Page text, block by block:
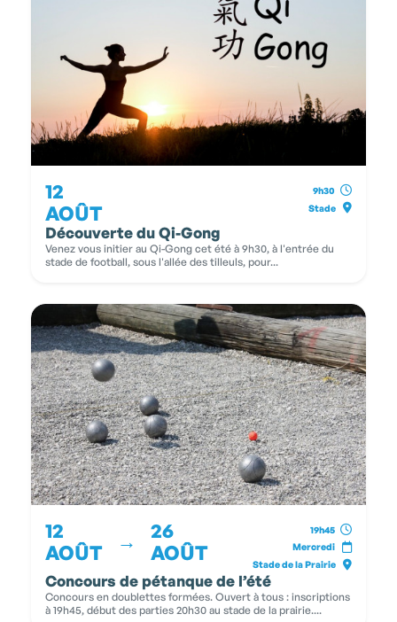
12
AOÛT
9h30
Stade
Découverte du Qi-Gong
Venez vous initier au Qi-Gong cet été à 9h30, à l'entrée du
stade de football, sous l'allée des tilleuls, pour...
12
AOÛT
→
26
AOÛT
19h45
Mercredi
Stade de la Prairie
Concours de pétanque de l’été
Concours en doublettes formées. Ouvert à tous : inscriptions
à 19h45, début des parties 20h30 au stade de la prairie....